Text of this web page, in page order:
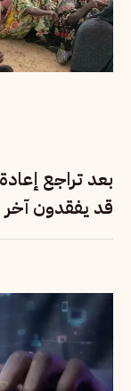
بعد تراجع
قد يفقدون آخر